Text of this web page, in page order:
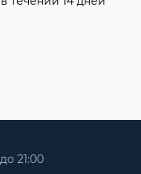
21:00